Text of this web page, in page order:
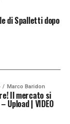
di Spalletti dopo
Marco Baridon
Il mercato si
Upload | VIDEO